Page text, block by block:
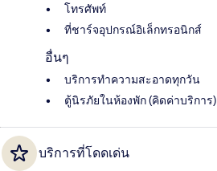
โทรศัพท์
ที่ชาร์จอุปกรณ์อิเล็กทรอนิกส์
อื่นๆ
บริการทำความสะอาดทุกวัน
ตู้นิรภัยในห้องพัก (คิดค่าบริการ)
บริการที่โดดเด่น